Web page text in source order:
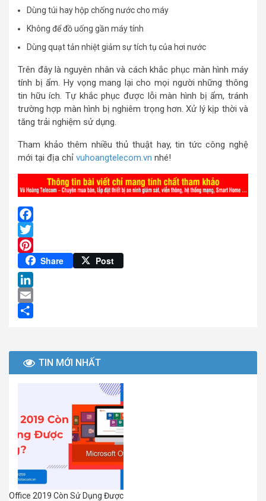
Dùng túi hay hộp chống nước cho máy
Không để đồ uống gần máy tính
Dùng quạt tản nhiệt giảm sự tích tụ của hơi nước
Trên đây là nguyên nhân và cách khắc phục màn hình máy
tính bị ẩm. Hy vọng mang lại cho mọi người những thông
tin hữu ích. Tự khắc phục được lỗi màn hình bị ẩm, tránh
trường hợp màn hình bị nghiêm trọng hơn. Xử lý kịp thời và
tăng trải nghiệm sử dụng.
Tham khảo thêm nhiều thủ thuật hay, tin tức công nghệ
mới tại địa chỉ vuhoangtelecom.vn nhé!
Facebook
Twitter
Pinterest
Share Post
LinkedIn
Email
TIN MỚI NHẤT
Office 2019 Còn Sử Dụng Được